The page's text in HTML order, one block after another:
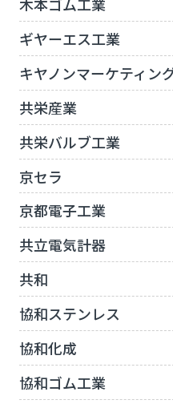
ギヤーエス工業
キヤノンマーケティン
共栄産業
共栄バルブ工業
京セラ
京都電子工業
共立電気計器
共和
協和ステンレス
協和化成
協和ゴム工業